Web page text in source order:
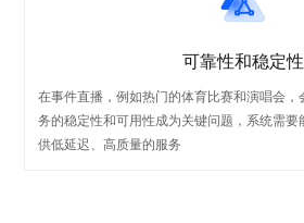
可靠性和稳定性
在事件直播，例如热门的体育比赛和演唱会，
务的稳定性和可用性成为关键问题，系统需要
供低延迟、高质量的服务